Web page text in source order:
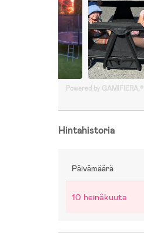
Powered by GAMIFIERA.®
Hintahistoria
Päivämäärä
10 heinäkuuta